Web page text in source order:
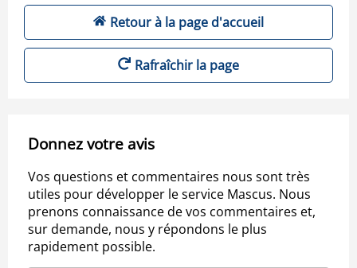
Retour à la page d'accueil
Rafraîchir la page
Donnez votre avis
Vos questions et commentaires nous sont très
utiles pour développer le service Mascus. Nous
prenons connaissance de vos commentaires et,
sur demande, nous y répondons le plus
rapidement possible.